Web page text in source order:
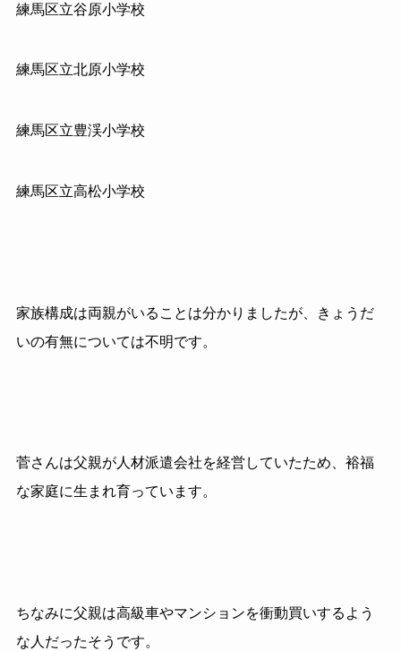
練馬区立谷原小学校
練馬区立北原小学校
練馬区立豊渓小学校
練馬区立高松小学校
家族構成は両親がいることは分かりましたが、きょうだ
いの有無については不明です。
菅さんは父親が人材派遣会社を経営していたため、裕福
な家庭に生まれ育っています。
ちなみに父親は高級車やマンションを衝動買いするよう
な人だったそうです。